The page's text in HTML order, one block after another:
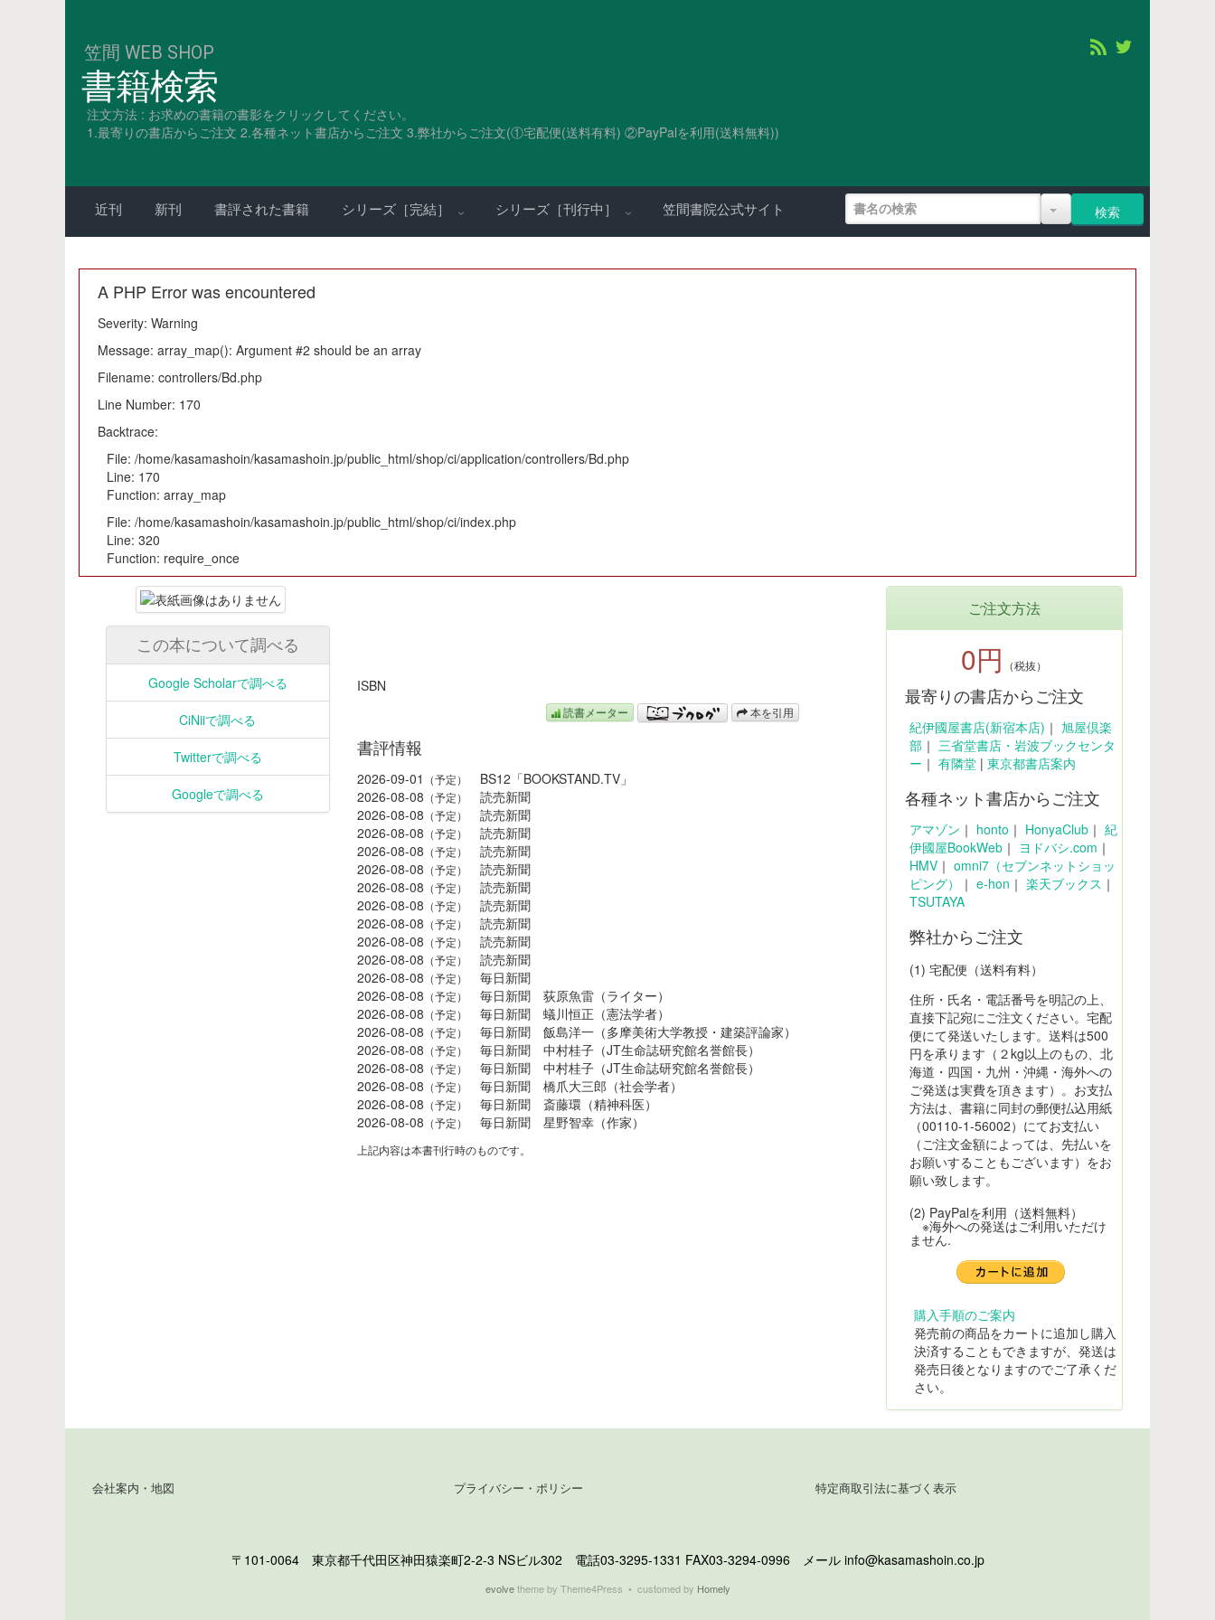
笠間 WEB SHOP
書籍検索
注文方法 : お求めの書籍の書影をクリックしてください。
1.最寄りの書店からご注文 2.各種ネット書店からご注文 3.弊社からご注文(①宅配便(送料有料) ②PayPalを利用(送料無料))
近刊 新刊 書評された書籍 シリーズ［完結］ シリーズ［刊行中］ 笠間書院公式サイト
A PHP Error was encountered
Severity: Warning
Message: array_map(): Argument #2 should be an array
Filename: controllers/Bd.php
Line Number: 170
Backtrace:
File: /home/kasamashoin/kasamashoin.jp/public_html/shop/ci/application/controllers/Bd.php
Line: 170
Function: array_map
File: /home/kasamashoin/kasamashoin.jp/public_html/shop/ci/index.php
Line: 320
Function: require_once
この本について調べる
Google Scholarで調べる
CiNiiで調べる
Twitterで調べる
Googleで調べる
ISBN
読書メーター 本を引用
書評情報
2026-09-01 （予定）
BS12「BOOKSTAND.TV」
2026-08-08 （予定）
読売新聞
2026-08-08 （予定）
読売新聞
2026-08-08 （予定）
読売新聞
2026-08-08 （予定）
読売新聞
2026-08-08 （予定）
読売新聞
2026-08-08 （予定）
読売新聞
2026-08-08 （予定）
読売新聞
2026-08-08 （予定）
読売新聞
2026-08-08 （予定）
読売新聞
2026-08-08 （予定）
読売新聞
2026-08-08 （予定）
毎日新聞
2026-08-08 （予定）
毎日新聞 荻原魚雷（ライター）
2026-08-08 （予定）
毎日新聞 蟻川恒正（憲法学者）
2026-08-08 （予定）
毎日新聞 飯島洋一（多摩美術大学教授・建築評論家）
2026-08-08 （予定）
毎日新聞 中村桂子（JT生命誌研究館名誉館長）
2026-08-08 （予定）
毎日新聞 中村桂子（JT生命誌研究館名誉館長）
2026-08-08 （予定）
毎日新聞 橋爪大三郎（社会学者）
2026-08-08 （予定）
毎日新聞 斎藤環（精神科医）
2026-08-08 （予定） 毎日新聞 星野智幸（作家）
上記内容は本書刊行時のものです。
ご注文方法
0円 （税抜）
最寄りの書店からご注文
紀伊國屋書店(新宿本店) ｜ 旭屋倶楽
部｜ 三省堂書店・岩波ブックセンタ
ー ｜ 有隣堂| 東京都書店案内
各種ネット書店からご注文
アマゾン ｜ honto ｜ HonyaClub｜ 紀
伊國屋BookWeb｜ ヨドバシ.com ｜
HMV｜ omni7（セブンネットショッ
ピング）
｜ e-hon ｜ 楽天ブックス ｜
TSUTAYA
弊社からご注文
(1) 宅配便（送料有料）
住所・氏名・電話番号を明記の上、
直接下記宛にご注文ください。宅配
便にて発送いたします。送料は500
円を承ります（２kg以上のもの、北
海道・四国・九州・沖縄・海外への
ご発送は実費を頂きます）。お支払
方法は、書籍に同封の郵便払込用紙
（00110-1-56002）にてお支払い
（ご注文金額によっては、先払いを
お願いすることもございます）をお
願い致します。
(2) PayPalを利用（送料無料）
※海外への発送はご利用いただけ
ません.
購入手順のご案内
発売前の商品をカートに追加し購入
決済することもできますが、発送は
発売日後となりますのでご了承くだ
さい。
会社案内・地図 プライバシー・ポリシー 特定商取引法に基づく表示
〒101-0064 東京都千代田区神田猿楽町2-2-3 NSビル302 電話03-3295-1331 FAX03-3294-0996 メール info@kasamashoin.co.jp
evolvetheme by Theme4Press • customed by Homely